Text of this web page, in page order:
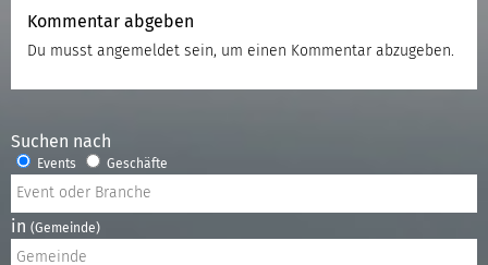
Kommentar abgeben
Du musst angemeldet sein, um einen Kommentar abzugeben.
Suchen nach
Events Geschäfte
in (Gemeinde)